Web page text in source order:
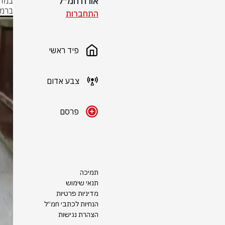
התחברות
פיד ראשי
צבע אדום
פרסם
תמיכה
תנאי שימוש
מדיניות פרטיות
הנחיות לכתבי חמ״ל
הצהרת נגישות